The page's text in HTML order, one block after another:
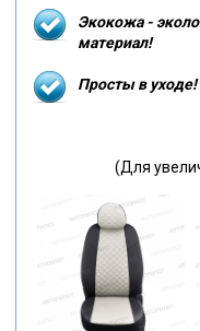
Экокожа -
материал!
Просты в уходе!
(Для